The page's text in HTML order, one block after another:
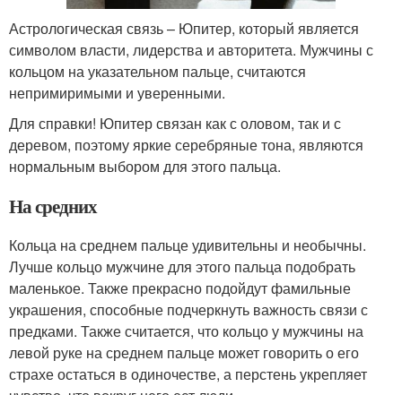
Астрологическая связь – Юпитер, который является
символом власти, лидерства и авторитета. Мужчины с
кольцом на указательном пальце, считаются
непримиримыми и уверенными.
Для справки! Юпитер связан как с оловом, так и с
деревом, поэтому яркие серебряные тона, являются
нормальным выбором для этого пальца.
На средних
Кольца на среднем пальце удивительны и необычны.
Лучше кольцо мужчине для этого пальца подобрать
маленькое. Также прекрасно подойдут фамильные
украшения, способные подчеркнуть важность связи с
предками. Также считается, что кольцо у мужчины на
левой руке на среднем пальце может говорить о его
страхе остаться в одиночестве, а перстень укрепляет